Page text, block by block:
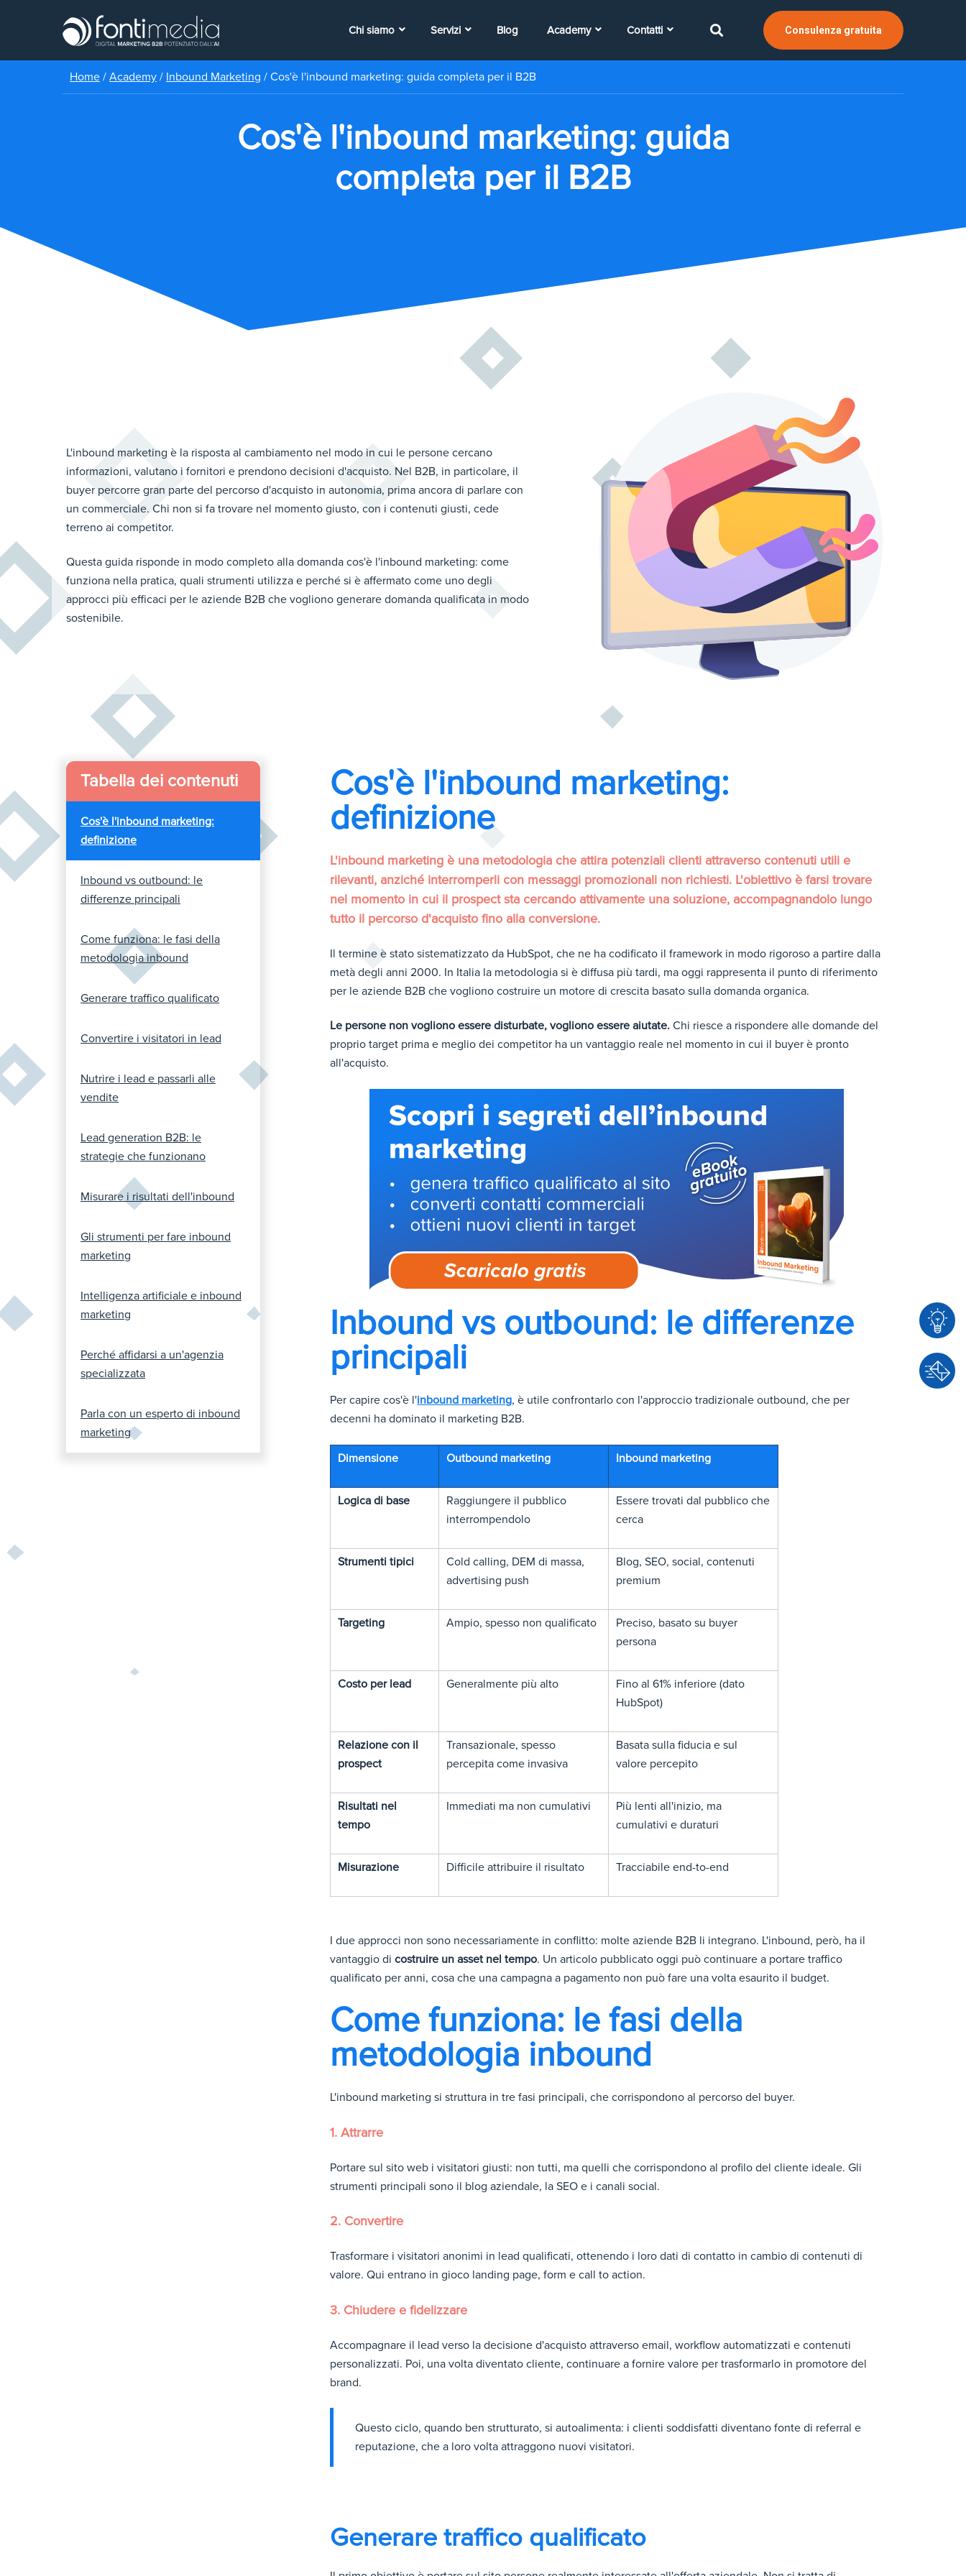
Chi siamo Servizi Blog Academy Contatti Consulenza gratuita
C
o
Home / Academy / Inbound Marketing / Cos'è l'inbound marketing: guida completa per il B2B
Cos'è l'inbound marketing: guida
completa per il B2B
L'inbound marketing è la risposta al cambiamento nel modo in cui le persone cercano
informazioni, valutano i fornitori e prendono decisioni d'acquisto. Nel B2B, in particolare, il
buyer percorre gran parte del percorso d'acquisto in autonomia, prima ancora di parlare con
un commerciale. Chi non si fa trovare nel momento giusto, con i contenuti giusti, cede
terreno ai competitor.
Questa guida risponde in modo completo alla domanda cos'è l'inbound marketing: come
funziona nella pratica, quali strumenti utilizza e perché si è affermato come uno degli
approcci più efficaci per le aziende B2B che vogliono generare domanda qualificata in modo
sostenibile.
Tabella dei contenuti
Cos'è l'inbound marketing:
definizione
Inbound vs outbound: le
differenze principali
Come funziona: le fasi della
metodologia inbound
Generare traffico qualificato
Convertire i visitatori in lead
Nutrire i lead e passarli alle
vendite
Lead generation B2B: le
strategie che funzionano
Misurare i risultati dell'inbound
Gli strumenti per fare inbound
marketing
Intelligenza artificiale e inbound
marketing
Perché affidarsi a un'agenzia
specializzata
Parla con un esperto di inbound
marketing
Cos'è l'inbound marketing:
definizione
L'inbound marketing è una metodologia che attira potenziali clienti attraverso contenuti utili e
rilevanti, anziché interromperli con messaggi promozionali non richiesti. L'obiettivo è farsi trovare
nel momento in cui il prospect sta cercando attivamente una soluzione, accompagnandolo lungo
tutto il percorso d'acquisto fino alla conversione.
Il termine è stato sistematizzato da HubSpot, che ne ha codificato il framework in modo rigoroso a partire dalla
metà degli anni 2000. In Italia la metodologia si è diffusa più tardi, ma oggi rappresenta il punto di riferimento
per le aziende B2B che vogliono costruire un motore di crescita basato sulla domanda organica.
Le persone non vogliono essere disturbate, vogliono essere aiutate. Chi riesce a rispondere alle domande del
proprio target prima e meglio dei competitor ha un vantaggio reale nel momento in cui il buyer è pronto
all'acquisto.
Inbound vs outbound: le differenze
principali
Per capire cos'è l'inbound marketing, è utile confrontarlo con l'approccio tradizionale outbound, che per
decenni ha dominato il marketing B2B.
Dimensione Outbound marketing Inbound marketing
Logica di base
Raggiungere il pubblico
interrompendolo
Essere trovati dal pubblico che
cerca
Strumenti tipici
Cold calling, DEM di massa,
advertising push
Blog, SEO, social, contenuti
premium
Targeting Ampio, spesso non qualificato
Preciso, basato su buyer
persona
Costo per lead Generalmente più alto
Fino al 61% inferiore (dato
HubSpot)
Relazione con il
prospect
Transazionale, spesso
percepita come invasiva
Basata sulla fiducia e sul
valore percepito
Risultati nel
tempo
Immediati ma non cumulativi
Più lenti all'inizio, ma
cumulativi e duraturi
Misurazione Difficile attribuire il risultato Tracciabile end-to-end
I due approcci non sono necessariamente in conflitto: molte aziende B2B li integrano. L'inbound, però, ha il
vantaggio dicostruire un asset nel tempo. Un articolo pubblicato oggi può continuare a portare traffico
qualificato per anni, cosa che una campagna a pagamento non può fare una volta esaurito il budget.
Come funziona: le fasi della
metodologia inbound
L'inbound marketing si struttura in tre fasi principali, che corrispondono al percorso del buyer.
1. Attrarre
Portare sul sito web i visitatori giusti: non tutti, ma quelli che corrispondono al profilo del cliente ideale. Gli
strumenti principali sono il blog aziendale, la SEO e i canali social.
2. Convertire
Trasformare i visitatori anonimi in lead qualificati, ottenendo i loro dati di contatto in cambio di contenuti di
valore. Qui entrano in gioco landing page, form e call to action.
3. Chiudere e fidelizzare
Accompagnare il lead verso la decisione d'acquisto attraverso email, workflow automatizzati e contenuti
personalizzati. Poi, una volta diventato cliente, continuare a fornire valore per trasformarlo in promotore del
brand.
Questo ciclo, quando ben strutturato, si autoalimenta: i clienti soddisfatti diventano fonte di referral e
reputazione, che a loro volta attraggono nuovi visitatori.
Generare traffico qualificato